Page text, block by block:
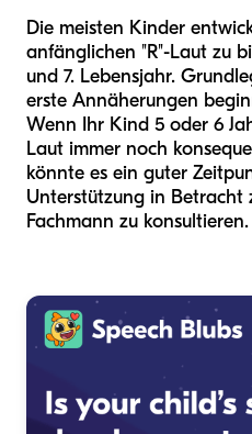
Die meisten Kinder
anfänglichen "R"-Laut zu
und 7. Lebensjahr.
erste Annäherungen
Wenn Ihr Kind 5 oder 6
Laut immer noch
könnte es ein guter
Unterstützung in Betracht
Fachmann zu konsultieren.